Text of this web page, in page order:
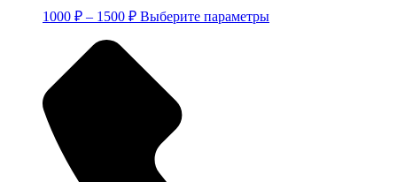
1000 ₽ – 1500 ₽Диапазон
–
1500 ₽
Выберите параметрыЭтот